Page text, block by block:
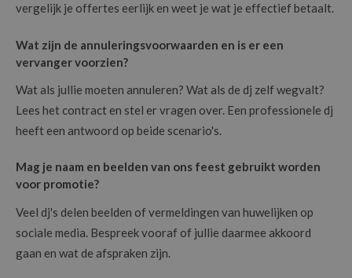
vergelijk je offertes eerlijk en weet je wat je effectief betaalt.
Wat zijn de annuleringsvoorwaarden en is er een
vervanger voorzien?
Wat als jullie moeten annuleren? Wat als de dj zelf wegvalt?
Lees het contract en stel er vragen over. Een professionele dj
heeft een antwoord op beide scenario's.
Mag je naam en beelden van ons feest gebruikt worden
voor promotie?
Veel dj's delen beelden of vermeldingen van huwelijken op
sociale media. Bespreek vooraf of jullie daarmee akkoord
gaan en wat de afspraken zijn.